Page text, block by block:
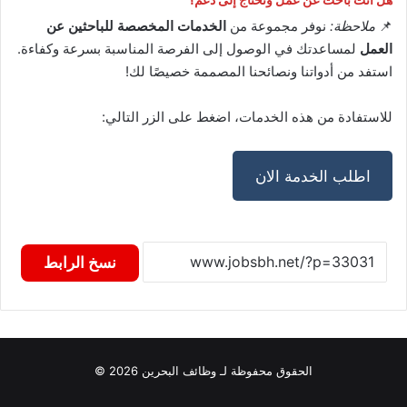
📌 ملاحظة: نوفر مجموعة من الخدمات المخصصة للباحثين عن
العمل لمساعدتك في الوصول إلى الفرصة المناسبة بسرعة وكفاءة.
استفد من أدواتنا ونصائحنا المصممة خصيصًا لك!
للاستفادة من هذه الخدمات، اضغط على الزر التالي:
اطلب الخدمة الان
نسخ الرابط
الحقوق محفوظة لـ وظائف البحرين 2026 ©